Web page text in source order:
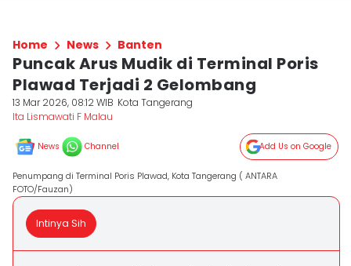
Home News Banten
Puncak Arus Mudik di Terminal Poris
Plawad Terjadi 2 Gelombang
13 Mar 2026, 08:12 WIB Kota Tangerang
Ita Lismawati F Malau
News Channel Add Us on Google
Penumpang di Terminal Poris Plawad, Kota Tangerang ( ANTARA
FOTO/Fauzan)
Intinya Sih